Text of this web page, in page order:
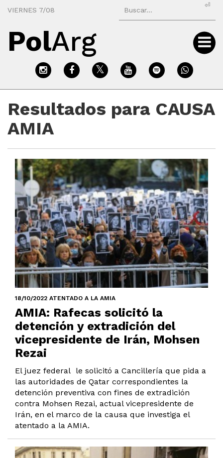
VIERNES 7/08
⏎
PolArg
Resultados para CAUSA
AMIA
18/10/2022 ATENTADO A LA AMIA
AMIA: Rafecas solicitó la
detención y extradición del
vicepresidente de Irán, Mohsen
Rezai
El juez federal le solicitó a Cancillería que pida a
las autoridades de Qatar correspondientes la
detención preventiva con fines de extradición
contra Mohsen Rezai, actual vicepresidente de
Irán, en el marco de la causa que investiga el
atentado a la AMIA.